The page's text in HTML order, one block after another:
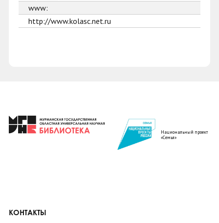
www:
http://www.kolasc.net.ru
Национальный проект
«Семья»
КОНТАКТЫ